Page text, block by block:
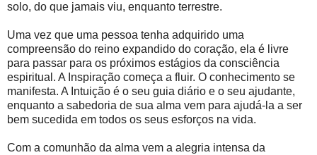
solo, do que jamais viu, enquanto terrestre.
Uma vez que uma pessoa tenha adquirido uma
compreensão do reino expandido do coração, ela é livre
para passar para os próximos estágios da consciência
espiritual. A Inspiração começa a fluir. O conhecimento se
manifesta. A Intuição é o seu guia diário e o seu ajudante,
enquanto a sabedoria de sua alma vem para ajudá-la a ser
bem sucedida em todos os seus esforços na vida.
Com a comunhão da alma vem a alegria intensa da